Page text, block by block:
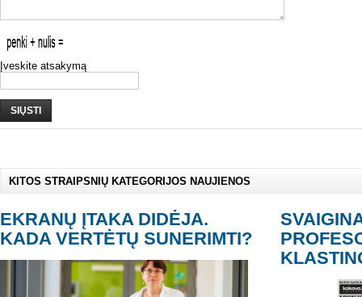
Įveskite atsakymą
SIŲSTI
KITOS STRAIPSNIŲ KATEGORIJOS NAUJIENOS
EKRANŲ ĮTAKA DIDĖJA.
KADA VERTĖTŲ SUNERIMTI?